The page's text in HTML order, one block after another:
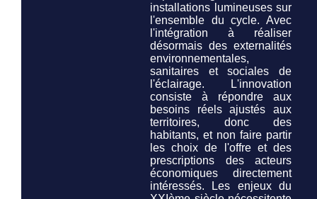
installations lumineuses sur
l'ensemble du cycle. Avec
l'intégration à réaliser
désormais des externalités
environnementales,
sanitaires et sociales de
l'éclairage. L'innovation
consiste à répondre aux
besoins réels ajustés aux
territoires, donc des
habitants, et non faire partir
les choix de l'offre et des
prescriptions des acteurs
économiques directement
intéressés. Les enjeux du